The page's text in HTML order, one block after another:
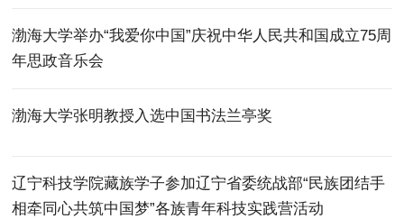
渤海大学举办“我爱你中国”庆祝中华人民共和国成立75周
年思政音乐会
渤海大学张明教授入选中国书法兰亭奖
辽宁科技学院藏族学子参加辽宁省委统战部“民族团结手
相牵同心共筑中国梦”各族青年科技实践营活动